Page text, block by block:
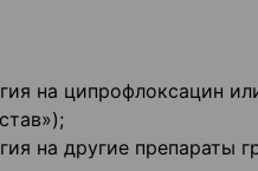
на ципрофлоксацин
на другие препараты